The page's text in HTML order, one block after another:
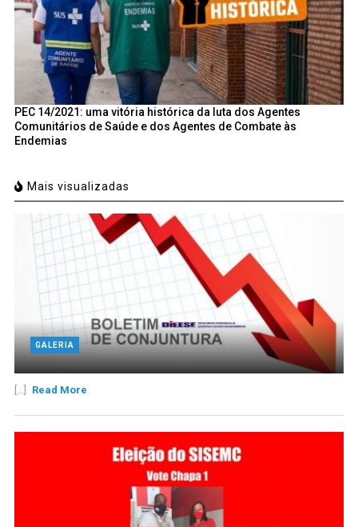
PEC 14/2021: uma vitória histórica da luta dos Agentes
Comunitários de Saúde e dos Agentes de Combate às
Endemias
Mais visualizadas
GALERIA
[...] Read More